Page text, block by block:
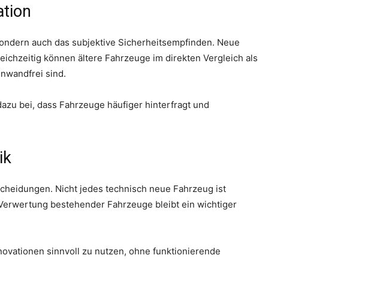
auch das subjektive Sicherheitsempfinden. Neue
können ältere Fahrzeuge im direkten Vergleich als
sind.
bei, dass Fahrzeuge häufiger hinterfragt und
Nicht jedes technisch neue Fahrzeug ist
bestehender Fahrzeuge bleibt ein wichtiger
sinnvoll zu nutzen, ohne funktionierende